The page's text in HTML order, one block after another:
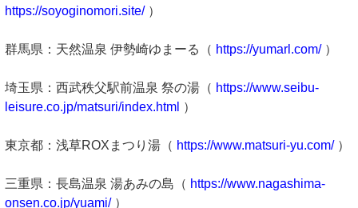
https://soyoginomori.site/）
群馬県：天然温泉 伊勢崎ゆまーる（ https://yumarl.com/）
埼玉県：西武秩父駅前温泉 祭の湯（ https://www.seibu-
leisure.co.jp/matsuri/index.html ）
東京都：浅草ROXまつり湯（ https://www.matsuri-yu.com/）
三重県：長島温泉 湯あみの島（ https://www.nagashima-
onsen.co.jp/yuami/）